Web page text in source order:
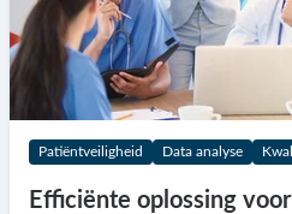
Patiëntveiligheid Data analyse
Efficiënte oplossing voor